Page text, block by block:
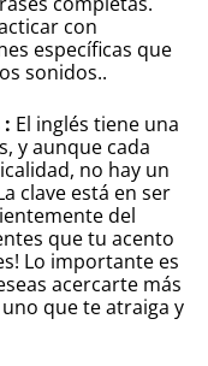
con
específicas que
sonidos..
El inglés tiene una
y aunque cada
no hay un
clave está en ser
del
que tu acento
Lo importante es
acercarte más
que te atraiga y